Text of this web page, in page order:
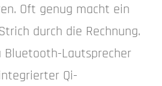
Oft genug macht ein
durch die Rechnung.
Bluetooth-Lautsprecher
Qi-